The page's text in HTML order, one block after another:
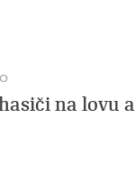
na lovu